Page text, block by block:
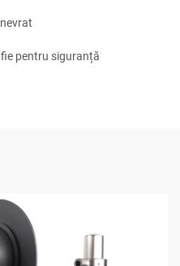
pentru siguranță